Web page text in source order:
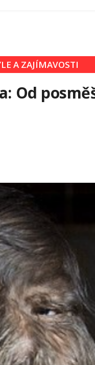
A ZAJÍMAVOSTI
Od